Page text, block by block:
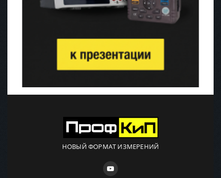
НОВЫЙ ФОРМАТ ИЗМЕРЕНИЙ